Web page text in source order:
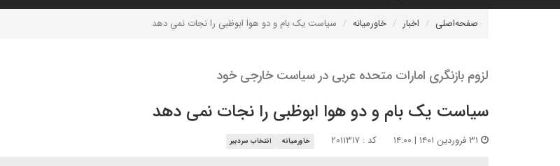
صفحه‌اصلی اخبار خاورمیانه سیاست یک بام و دو هوا ابوظبی را نجات نمی دهد
لزوم بازنگری امارات متحده عربی در سیاست خارجی خود
سیاست یک بام و دو هوا ابوظبی را نجات نمی دهد
کد : ۲۰۱۱۳۱۷ خاورمیانه انتخاب سردبیر